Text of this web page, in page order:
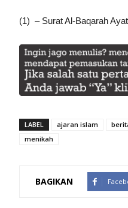
(1) – Surat Al-Baqarah
LABEL ajaran islam
menikah
BAGIKAN